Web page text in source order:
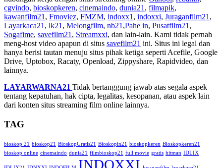
cgvindo, bioskopkeren, cinemaindo, dunia21 , filmapik,
kawanfilm21 , Fmoviez, FMZM, indoxx1 , indoxxi, Juraganfilm21 ,
Layarkaca21 , lk21 , Melongfilm, nb21 ,Pahe in, Pusatfilm21 ,
Sogafime, savefilm21 , Streamxxi, dan lain-lain. Kami tidak pernah
meng-host video apapun di situs savefilm21 ini. Situs ini legal dan
hanya berisi tautan menuju situs pihak ketiga seperti Acefile, Google
Drive, Uptobox, Racaty, Openload, Zippyshare, Rapidvideo, dan
lainnya.
LAYARWARNA21 Tidak bertanggung jawab atas segala aspek
tentang kepatuhan, hak cipta, legalitas, kesopanan, atau aspek lain
dari konten situs streaming film online lainnya.
TAG
bioskop 21 bioskop21 BioskopGratis21 Bioskopin21 bioskopkeren Bioskopkeren21
bioskop online cinemaindo dunia21 filmbioskop21 full movie gratis hitman IDLIX
INDOXXI